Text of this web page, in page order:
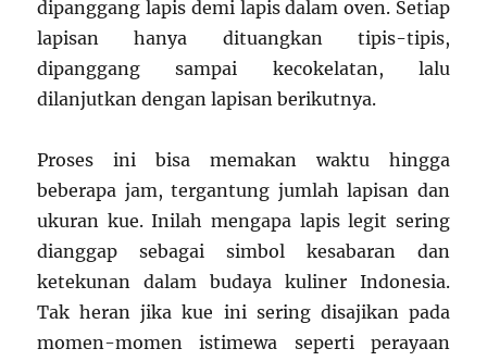
dipanggang lapis demi lapis dalam oven. Setiap
lapisan hanya dituangkan tipis-tipis,
dipanggang sampai kecokelatan, lalu
dilanjutkan dengan lapisan berikutnya.
Proses ini bisa memakan waktu hingga
beberapa jam, tergantung jumlah lapisan dan
ukuran kue. Inilah mengapa lapis legit sering
dianggap sebagai simbol kesabaran dan
ketekunan dalam budaya kuliner Indonesia.
Tak heran jika kue ini sering disajikan pada
momen-momen istimewa seperti perayaan